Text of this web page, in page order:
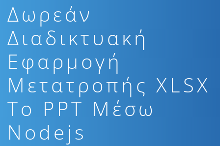
Δωρεάν
Διαδικτυακή
Εφαρμογή
Μετατροπής XLSX
To PPT Μέσω
Nodejs